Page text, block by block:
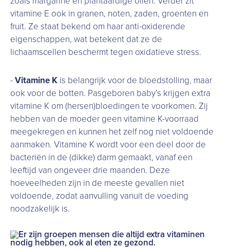
vitamine E ook in granen, noten, zaden, groenten en
fruit. Ze staat bekend om haar anti-oxiderende
eigenschappen, wat betekent dat ze de
lichaamscellen beschermt tegen oxidatieve stress.
-Vitamine K is belangrijk voor de bloedstolling, maar
ook voor de botten. Pasgeboren baby’s krijgen extra
vitamine K om (hersen)bloedingen te voorkomen. Zij
hebben van de moeder geen vitamine K-voorraad
meegekregen en kunnen het zelf nog niet voldoende
aanmaken. Vitamine K wordt voor een deel door de
bacteriën in de (dikke) darm gemaakt, vanaf een
leeftijd van ongeveer drie maanden. Deze
hoeveelheden zijn in de meeste gevallen niet
voldoende, zodat aanvulling vanuit de voeding
noodzakelijk is.